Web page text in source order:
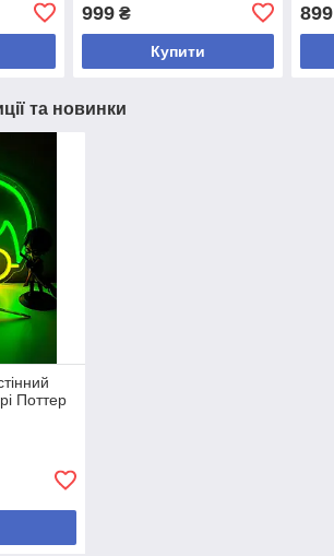
999₴
Купити
899
та новинки
Поттер